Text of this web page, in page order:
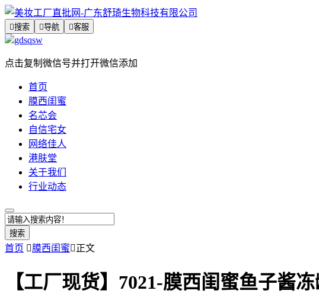
搜索 导航 客服
gdsqsw
点击复制微信号并打开微信添加
首页
膜西闺蜜
名芯会
自信宅女
网络佳人
港肤堂
关于我们
行业动态
搜索
首页 膜西闺蜜正文
【工厂现货】7021-膜西闺蜜鱼子酱